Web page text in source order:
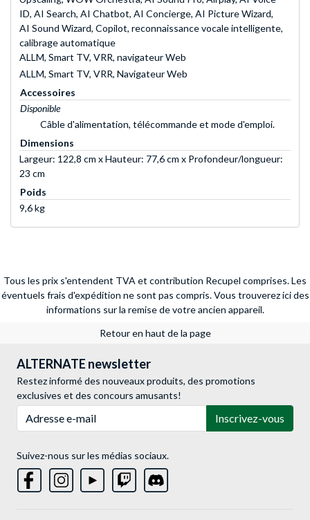
ID, AI Search, AI Chatbot, AI Concierge, AI Picture Wizard,
AI Sound Wizard, Copilot, reconnaissance vocale intelligente,
calibrage automatique
ALLM, Smart TV, VRR, navigateur Web
ALLM, Smart TV, VRR, Navigateur Web
Accessoires
Disponible
Câble d'alimentation, télécommande et mode d'emploi.
Dimensions
Largeur: 122,8 cm x Hauteur: 77,6 cm x Profondeur/longueur:
23 cm
Poids
9,6 kg
Tous les prix s'entendent TVA et contribution Recupel comprises. Les
éventuels frais d'expédition ne sont pas compris. Vous trouverez ici des
informations sur la remise de votre ancien appareil.
Retour en haut de la page
ALTERNATE newsletter
Restez informé des nouveaux produits, des promotions
exclusives et des concours amusants!
Inscrivez-vous
Suivez-nous sur les médias sociaux.